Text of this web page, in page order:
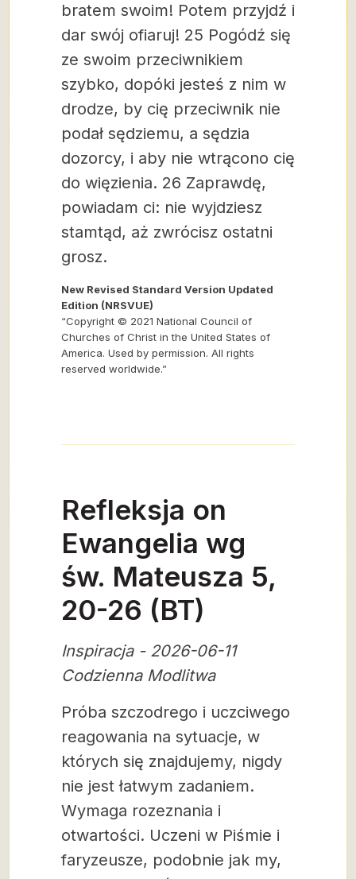
bratem swoim! Potem przyjdź i
dar swój ofiaruj! 25 Pogódź się
ze swoim przeciwnikiem
szybko, dopóki jesteś z nim w
drodze, by cię przeciwnik nie
podał sędziemu, a sędzia
dozorcy, i aby nie wtrącono cię
do więzienia. 26 Zaprawdę,
powiadam ci: nie wyjdziesz
stamtąd, aż zwrócisz ostatni
grosz.
New Revised Standard Version Updated
Edition (NRSVUE)
“Copyright © 2021 National Council of
Churches of Christ in the United States of
America. Used by permission. All rights
reserved worldwide.”
Refleksja on
Ewangelia wg
św. Mateusza 5,
20-26 (BT)
Inspiracja - 2026-06-11
Codzienna Modlitwa
Próba szczodrego i uczciwego
reagowania na sytuacje, w
których się znajdujemy, nigdy
nie jest łatwym zadaniem.
Wymaga rozeznania i
otwartości. Uczeni w Piśmie i
faryzeusze, podobnie jak my,